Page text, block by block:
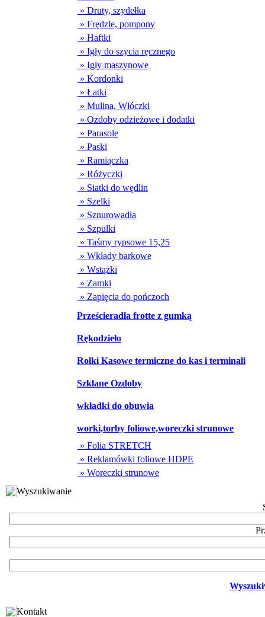
» Druty, szydełka
» Frędzle, pompony
» Haftki
» Igły do szycia ręcznego
» Igły maszynowe
» Kordonki
» Łatki
» Mulina, Włóczki
» Ozdoby odzieżowe i dodatki
» Parasole
» Paski
» Ramiączka
» Różyczki
» Siatki do wędlin
» Szelki
» Sznurowadła
» Szpulki
» Taśmy rypsowe 15,25
» Wkłady barkowe
» Wstążki
» Zamki
» Zapięcia do pończoch
Prześcieradła frotte z gumką
Rękodzieło
Rolki Kasowe termiczne do kas i terminali
Szklane Ozdoby
wkładki do obuwia
worki,torby foliowe,woreczki strunowe
» Folia STRETCH
» Reklamówki foliowe HDPE
» Woreczki strunowe
Wyszukiwanie
Kontakt